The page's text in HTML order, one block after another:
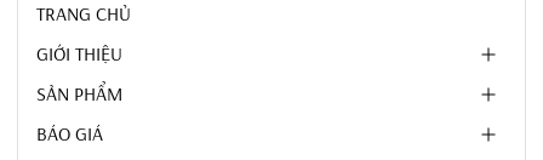
TRANG CHỦ
GIỚI THIỆU
SẢN PHẨM
BÁO GIÁ